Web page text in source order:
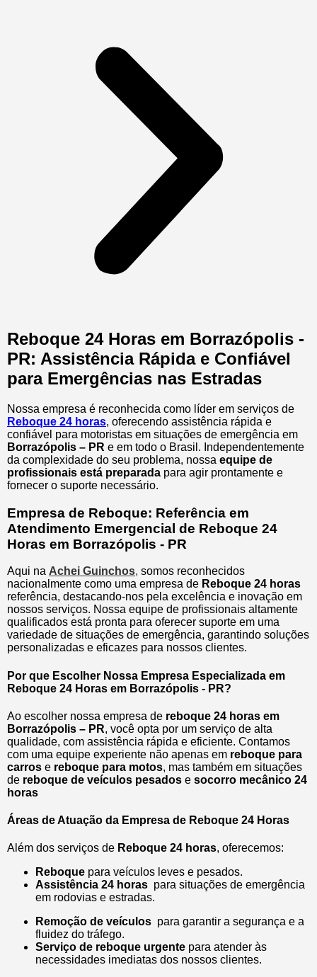
Reboque 24 Horas em Borrazópolis -
PR: Assistência Rápida e Confiável
para Emergências nas Estradas
Nossa empresa é reconhecida como líder em serviços de
Reboque 24 horas, oferecendo assistência rápida e
confiável para motoristas em situações de emergência em
Borrazópolis – PR e em todo o Brasil. Independentemente
da complexidade do seu problema, nossa equipe de
profissionais está preparada para agir prontamente e
fornecer o suporte necessário.
Empresa de Reboque: Referência em
Atendimento Emergencial de Reboque 24
Horas em Borrazópolis - PR
Aqui na Achei Guinchos, somos reconhecidos
nacionalmente como uma empresa de Reboque 24 horas
referência, destacando-nos pela excelência e inovação em
nossos serviços. Nossa equipe de profissionais altamente
qualificados está pronta para oferecer suporte em uma
variedade de situações de emergência, garantindo soluções
personalizadas e eficazes para nossos clientes.
Por que Escolher Nossa Empresa Especializada em
Reboque 24 Horas em Borrazópolis - PR?
Ao escolher nossa empresa de reboque 24 horas em
Borrazópolis – PR, você opta por um serviço de alta
qualidade, com assistência rápida e eficiente. Contamos
com uma equipe experiente não apenas em reboque para
carros e reboque para motos, mas também em situações
de reboque de veículos pesados e socorro mecânico 24
horas
Áreas de Atuação da Empresa de Reboque 24 Horas
Além dos serviços de Reboque 24 horas, oferecemos:
Reboque para veículos leves e pesados.
Assistência 24 horas para situações de emergência
em rodovias e estradas.
Remoção de veículos para garantir a segurança e a
fluidez do tráfego.
Serviço de reboque urgente para atender às
necessidades imediatas dos nossos clientes.